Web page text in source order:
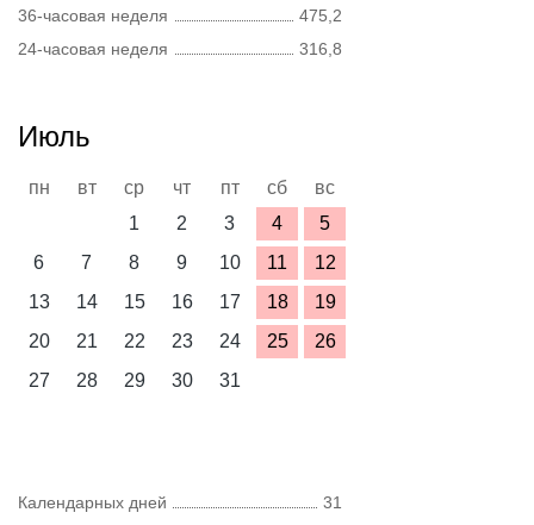
36-часовая неделя
475,2
24-часовая неделя
316,8
Июль
пн вт ср чт пт сб
вс
1
2 3 4
5
6
7 8 9 10 11
12
13
14 15 16 17 18
19
20
21 22 23 24 25
26
27
28 29 30 31
Календарных дней
31